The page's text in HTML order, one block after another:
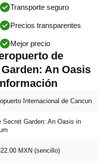
Transporte seguro
Precios transparentes
Mejor precio
de
An Oasis
Internacional de Cancun
Secret Garden: An Oasis in
MXN (sencillo)